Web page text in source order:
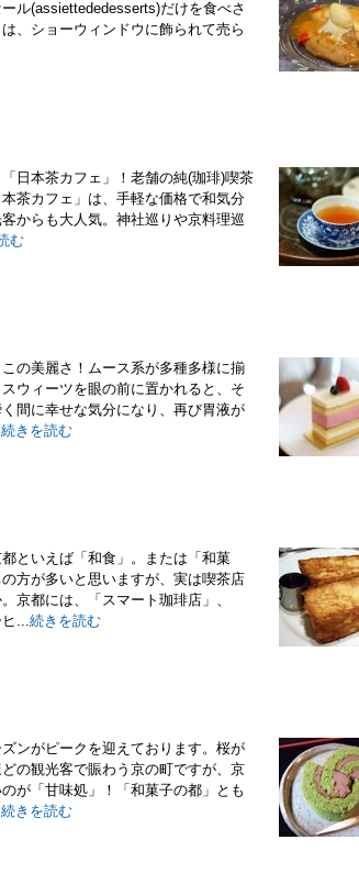
ル(assiettededesserts)だけを食べさ
、ショーウィンドウに飾られて売ら
日本茶カフェ」！老舗の純(珈琲)喫茶
茶カフェ」は、手軽な価格で和気分
からも大人気。神社巡りや京料理巡
む
の美麗さ！ムース系が多種多様に揃
ウィーツを眼の前に置かれると、そ
間に幸せな気分になり、再び胃液が
続きを読む
といえば「和食」。または「和菓
方が多いと思いますが、実は喫茶店
京都には、「スマート珈琲店」、
ヒ...続きを読む
ンがピークを迎えております。桜が
の観光客で賑わう京の町ですが、京
が「甘味処」！「和菓子の都」とも
続きを読む